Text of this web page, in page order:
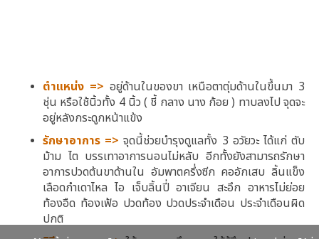
ตำแหน่ง => อยู่ด้านในของขา เหนือตาตุ่มด้านในขึ้นมา 3
ชุ่น หรือใช้นิ้วทั้ง 4 นิ้ว ( ชี้ กลาง นาง ก้อย ) ทาบลงไป จุดจะ
อยู่หลังกระดูกหน้าแข้ง
รักษาอาการ => จุดนี้ช่วยบำรุงดูแลทั้ง 3 อวัยวะ ได้แก่ ตับ
ม้าม ไต บรรเทาอาการนอนไม่หลับ อีกทั้งยังสามารถรักษา
อาการปวดต้นขาด้านใน อัมพาตครึ่งซีก คออักเสบ ลิ้นแข็ง
เลือดกำเดาไหล ไอ เจ็บลิ้นปี่ อาเจียน สะอึก อาหารไม่ย่อย
ท้องอืด ท้องเฟ้อ ปวดท้อง ปวดประจำเดือน ประจำเดือนผิด
ปกติ